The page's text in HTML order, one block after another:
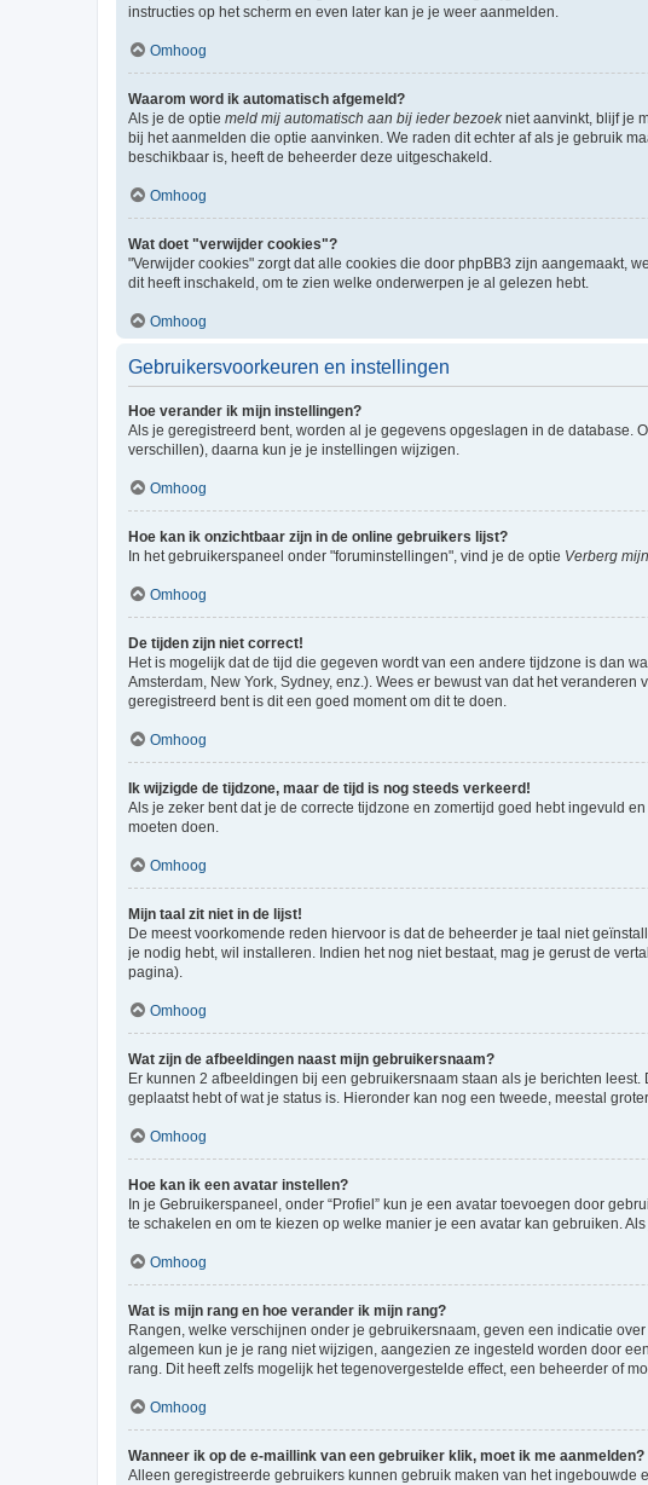
instructies op het scherm en even later kan je je weer aanmelden.
Omhoog
Waarom word ik automatisch afgemeld?
Als je de optie meld mij automatisch aan bij ieder bezoekniet aanvinkt, blijf je
bij het aanmelden die optie aanvinken. We raden dit echter af als je gebruik
beschikbaar is, heeft de beheerder deze uitgeschakeld.
Omhoog
Wat doet "verwijder cookies"?
"Verwijder cookies" zorgt dat alle cookies die door phpBB3 zijn aangemaakt,
dit heeft inschakeld, om te zien welke onderwerpen je al gelezen hebt.
Omhoog
Gebruikersvoorkeuren en instellingen
Hoe verander ik mijn instellingen?
Als je geregistreerd bent, worden al je gegevens opgeslagen in de database.
verschillen), daarna kun je je instellingen wijzigen.
Omhoog
Hoe kan ik onzichtbaar zijn in de online gebruikers lijst?
In het gebruikerspaneel onder "foruminstellingen", vind je de optie Verberg
Omhoog
De tijden zijn niet correct!
Het is mogelijk dat de tijd die gegeven wordt van een andere tijdzone is dan
Amsterdam, New York, Sydney, enz.). Wees er bewust van dat het
geregistreerd bent is dit een goed moment om dit te doen.
Omhoog
Ik wijzigde de tijdzone, maar de tijd is nog steeds verkeerd!
Als je zeker bent dat je de correcte tijdzone en zomertijd goed hebt ingevuld
moeten doen.
Omhoog
Mijn taal zit niet in de lijst!
De meest voorkomende reden hiervoor is dat de beheerder je taal niet
je nodig hebt, wil installeren. Indien het nog niet bestaat, mag je gerust de
pagina).
Omhoog
Wat zijn de afbeeldingen naast mijn gebruikersnaam?
Er kunnen 2 afbeeldingen bij een gebruikersnaam staan als je berichten
geplaatst hebt of wat je status is. Hieronder kan nog een tweede, meestal
Omhoog
Hoe kan ik een avatar instellen?
In je Gebruikerspaneel, onder “Profiel” kun je een avatar toevoegen door
te schakelen en om te kiezen op welke manier je een avatar kan gebruiken.
Omhoog
Wat is mijn rang en hoe verander ik mijn rang?
Rangen, welke verschijnen onder je gebruikersnaam, geven een indicatie
algemeen kun je je rang niet wijzigen, aangezien ze ingesteld worden door
rang. Dit heeft zelfs mogelijk het tegenovergestelde effect, een beheerder of
Omhoog
Wanneer ik op de e-maillink van een gebruiker klik, moet ik me aanmelden?
Alleen geregistreerde gebruikers kunnen gebruik maken van het